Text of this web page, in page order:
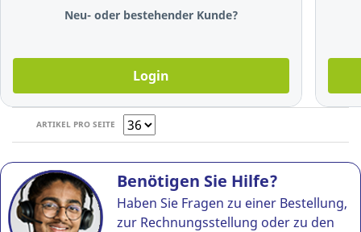
Neu- oder bestehender Kunde?
Login
ARTIKEL PRO SEITE
Benötigen Sie Hilfe?
Haben Sie Fragen zu einer Bestellung,
zur Rechnungsstellung oder zu den